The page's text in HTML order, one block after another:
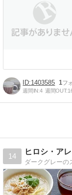
1403585 1
週間IN:4 週間OUT:
14
ヒロシ・ア